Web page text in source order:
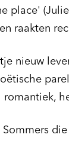
place'
en raakten
nieuw
romantiek,